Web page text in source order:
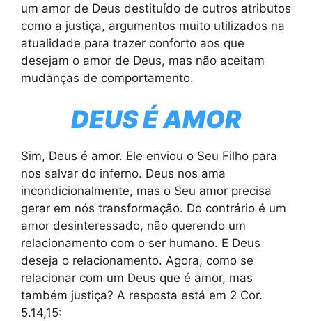
um amor de Deus destituído de outros atributos
como a justiça, argumentos muito utilizados na
atualidade para trazer conforto aos que
desejam o amor de Deus, mas não aceitam
mudanças de comportamento.
DEUS É AMOR
Sim, Deus é amor. Ele enviou o Seu Filho para
nos salvar do inferno. Deus nos ama
incondicionalmente, mas o Seu amor precisa
gerar em nós transformação. Do contrário é um
amor desinteressado, não querendo um
relacionamento com o ser humano. E Deus
deseja o relacionamento. Agora, como se
relacionar com um Deus que é amor, mas
também justiça? A resposta está em 2 Cor.
5.14,15: